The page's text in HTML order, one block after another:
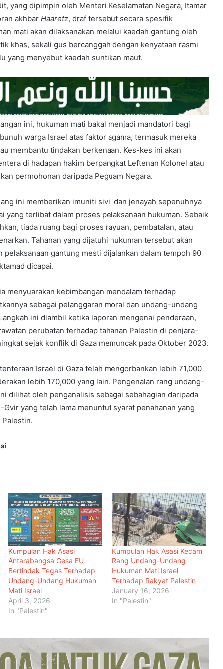
yang dipimpin oleh Menteri Keselamatan Negara, Itamar
akhbar Haaretz, draf tersebut secara spesifik
mati akan dilaksanakan melalui kaedah gantung oleh
khas, sekali gus bercanggah dengan kenyataan rasmi
yang menyebut kaedah suntikan maut.
ini, hukuman mati bakal menjadi mandatori bagi
warga Israel atas faktor agama, termasuk mereka
membantu tindakan berkenaan. Kes-kes ini akan
di hadapan hakim berpangkat Leftenan Kolonel atau
permohonan daripada Peguam Negara.
ini memberikan imuniti sivil dan jenayah sepenuhnya
yang terlibat dalam proses pelaksanaan hukuman. Sebaik
tiada ruang bagi proses rayuan, pembatalan, atau
Tahanan yang dijatuhi hukuman tersebut akan
pelaksanaan gantung mesti dijalankan dalam tempoh 90
dicapai.
menyuarakan kebimbangan mendalam terhadap
sebagai pelanggaran moral dan undang-undang
ini diambil ketika laporan mengenai penderaan,
perubatan terhadap tahanan Palestin di penjara-
sejak konflik di Gaza memuncak pada Oktober 2023.
Israel di Gaza telah mengorbankan lebih 71,000
lebih 170,000 yang lain. Pengenalan rang undang-
dilihat oleh penganalisis sebagai sebahagian daripada
yang telah lama menuntut syarat penahanan yang
Kumpulan Hak Asasi
Antarabangsa Gesa EU
Bertindak Tegas Terhadap
Undang-Undang Hukuman
Mati Israel
April 3, 2026
In "Palestin"
Kumpulan Hak Asasi Kecam
Rang Undang-Undang
Hukuman Mati Israel
Terhadap Rakyat Palestin
January 16, 2026
In "Palestin"
Pemartabatan Bahasa Melayu Perlu
Membabitkan Semua Sektor